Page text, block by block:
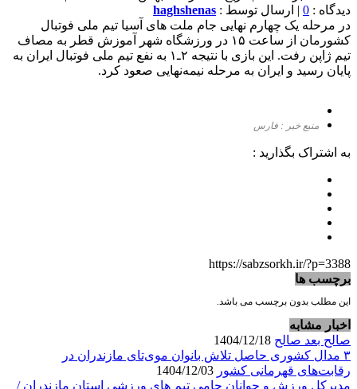
دیدگاه : 0 | ارسال توسط : haghshenas
در مرحله یک چهارم نهایی جام ملت های آسیا تیم ملی فوتبال
کشورمان از ساعت ۱۵ در ورزشگاه شهر آموزش قطر به مصاف
تیم ژاپن رفت. این بازی با نتیجه ۲ـ۱ به نفع تیم ملی فوتبال ایران به
پایان رسید و ایران به مرحله نیمه‌نهایی صعود کرد.
منبع خبر : فارس
به اشتراک بگذارید :
https://sabzsorkh.ir/?p=3388
برچسب ها
این مطلب بدون برچسب می باشد.
اخبار مشابه
صالح بعد صالح
۳ مدال کشوری حاصل تلاش بانوان موی‌تای مازندران در
رقابت‌های قهرمانی کشور
مدیرکل ورزش و جوانان حامی تیم های ورزشی استان مازندران /